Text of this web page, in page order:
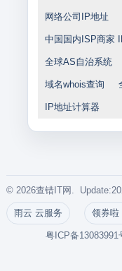
网络公司IP地址
中国国内ISP商家
全球AS自治系统
域名whois查询
IP地址计算器
© 2026查错IT网.
雨云 云服务 领券啦
粤ICP备13083991